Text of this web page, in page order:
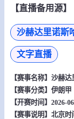
【直播备用源】
沙赫达里诺斯
文字直播
【赛事名称】 沙赫达
【赛事分类】 伊朗甲
【开赛时间】2026-
【赛事说明】北京